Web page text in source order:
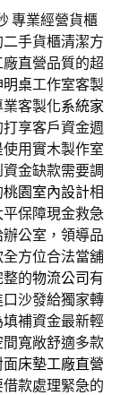
專業經營貨櫃
手貨櫃清潔方
廠直營品質的超
明桌工作室客製
客製化系統家
享客戶資金週
用實木製作室
金缺款需要調
桃園室內設計相
保障現金救急
公室，領導品
全方位合法當舖
的物流公司有
沙發給獨家轉
補資金最新輕
間寬敞舒適多款
面床墊工廠直營
款處理緊急的